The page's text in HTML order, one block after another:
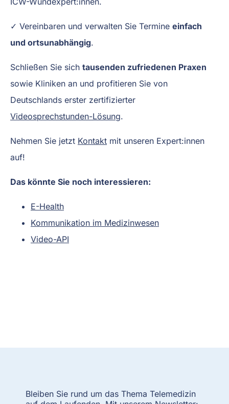
✓ Vereinbaren und verwalten Sie Termine einfach
und ortsunabhängig.
Schließen Sie sich tausenden zufriedenen Praxen
sowie Kliniken an und profitieren Sie von
Deutschlands erster zertifizierter
Videosprechstunden-Lösung.
Nehmen Sie jetzt Kontakt mit unseren Expert:innen
auf!
Das könnte Sie noch interessieren:
E-Health
Kommunikation im Medizinwesen
Video-API
Bleiben Sie rund um das Thema Telemedizin